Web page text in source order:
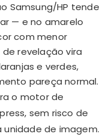
Samsung/HP tende
— e no amarelo
com menor
revelação vira
e verdes,
pareça normal.
o motor de
sem risco de
de imagem.